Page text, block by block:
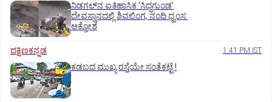
ನಿಡಗಲ್‌ನ ಐತಿಹಾಸಿಕ ‘ಸಿದ್ಧಗುಂಡ’
ದೇವಸ್ಥಾನದಲ್ಲಿ ಶಿವಲಿಂಗ, ನಂದಿ ಧ್ವಂಸ:
ಆಕ್ರೋಶ
ದಕ್ಷಿಣಕನ್ನಡ 1:41 PM IST
ಕಡಬದ ಮುಖ್ಯ ರಸ್ತೆಯೇ ಸಂತೆಕಟ್ಟೆ !